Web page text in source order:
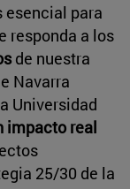
esencial para
responda a los
de nuestra
Navarra
Universidad
impacto real
25/30 de la